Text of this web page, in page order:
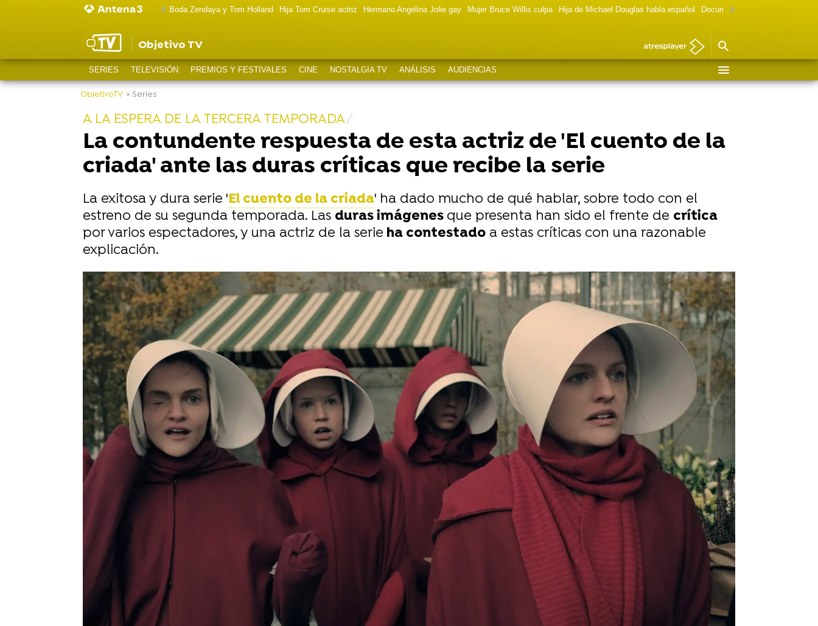
Boda Zendaya y Tom Holland Hija Tom Cruise actriz Hermano Angelina Jolie gay Mujer Bruce Willis culpa Hija de Michael Douglas habla español Documental Las chicas Gilmore
Objetivo TV
SERIES TELEVISIÓN PREMIOS Y FESTIVALES CINE NOSTALGIA TV ANÁLISIS AUDIENCIAS
ObjetivoTV » Series
A LA ESPERA DE LA TERCERA TEMPORADA
La contundente respuesta de esta actriz de 'El cuento de la
criada' ante las duras críticas que recibe la serie
La exitosa y dura serie 'El cuento de la criada' ha dado mucho de qué hablar, sobre todo con el
estreno de su segunda temporada. Las duras imágenes que presenta han sido el frente de crítica
por varios espectadores, y una actriz de la serie ha contestado a estas críticas con una razonable
explicación.
-